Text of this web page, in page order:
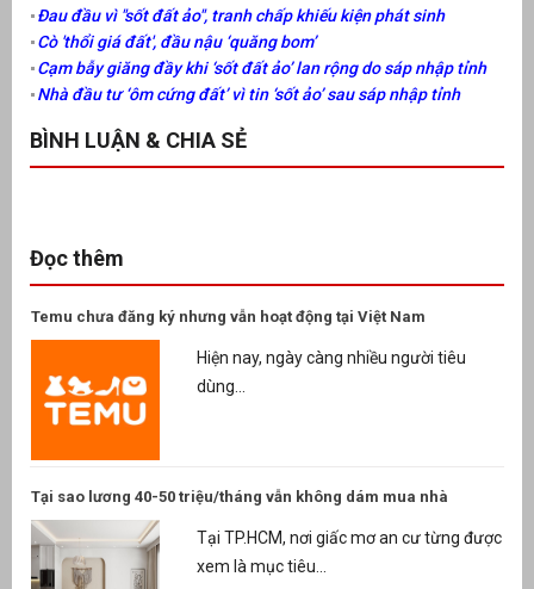
Đau đầu vì "sốt đất ảo", tranh chấp khiếu kiện phát sinh
Cò 'thổi giá đất', đầu nậu ‘quăng bom’
Cạm bẫy giăng đầy khi ‘sốt đất ảo’ lan rộng do sáp nhập tỉnh
Nhà đầu tư ‘ôm cứng đất’ vì tin ‘sốt ảo’ sau sáp nhập tỉnh
BÌNH LUẬN & CHIA SẺ
Đọc thêm
Temu chưa đăng ký nhưng vẫn hoạt động tại Việt Nam
Hiện nay, ngày càng nhiều người tiêu
dùng...
Tại sao lương 40-50 triệu/tháng vẫn không dám mua nhà
Tại TP.HCM, nơi giấc mơ an cư từng được
xem là mục tiêu...